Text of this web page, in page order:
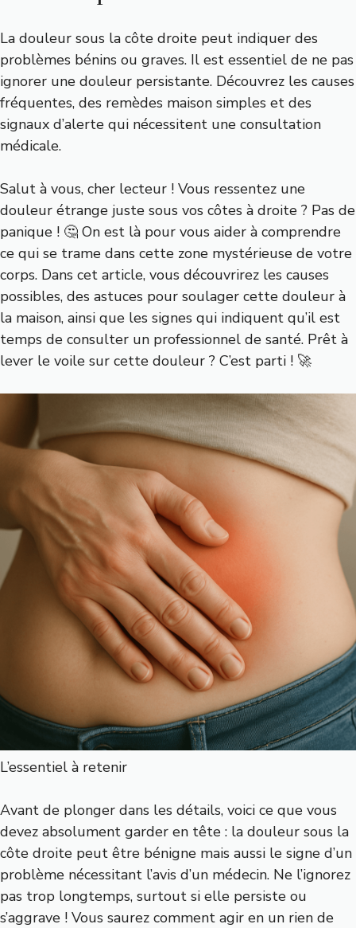
La douleur sous la côte droite peut indiquer des
problèmes bénins ou graves. Il est essentiel de ne pas
ignorer une douleur persistante. Découvrez les causes
fréquentes, des remèdes maison simples et des
signaux d’alerte qui nécessitent une consultation
médicale.
Salut à vous, cher lecteur ! Vous ressentez une
douleur étrange juste sous vos côtes à droite ? Pas de
panique ! 🤔 On est là pour vous aider à comprendre
ce qui se trame dans cette zone mystérieuse de votre
corps. Dans cet article, vous découvrirez les causes
possibles, des astuces pour soulager cette douleur à
la maison, ainsi que les signes qui indiquent qu’il est
temps de consulter un professionnel de santé. Prêt à
lever le voile sur cette douleur ? C’est parti ! 🚀
L’essentiel à retenir
Avant de plonger dans les détails, voici ce que vous
devez absolument garder en tête : la douleur sous la
côte droite peut être bénigne mais aussi le signe d’un
problème nécessitant l’avis d’un médecin. Ne l’ignorez
pas trop longtemps, surtout si elle persiste ou
s’aggrave ! Vous saurez comment agir en un rien de